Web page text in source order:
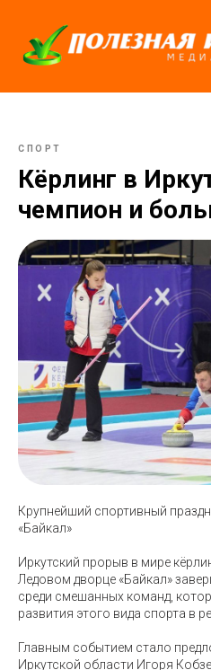
СПОРТ
Кёрлинг в
чемпион и
Крупнейший спортивный
«Байкал»
Иркутский прорыв в мире
Ледовом дворце «Байкал»
среди смешанных команд,
развития этого вида спорта в
Главным событием стало
Иркутской области Игоря